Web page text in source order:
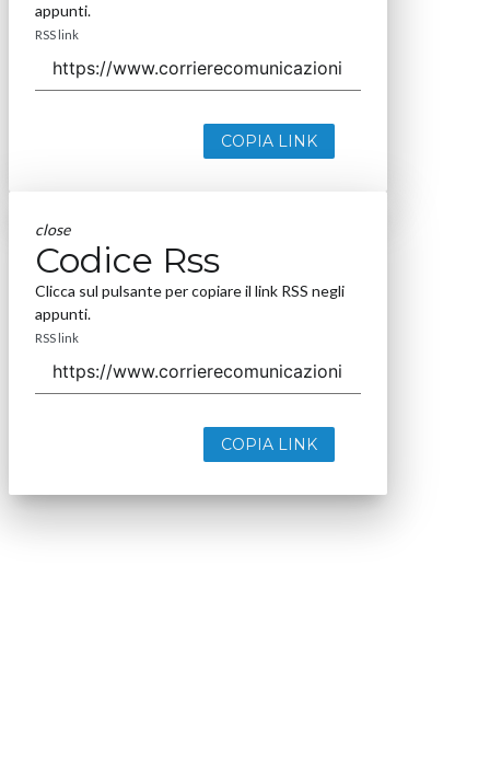
appunti.
RSS link
COPIA LINK
close
Codice Rss
Clicca sul pulsante per copiare il link RSS negli
appunti.
RSS link
COPIA LINK